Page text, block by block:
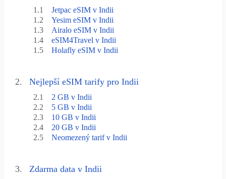
1.1
Jetpac eSIM v Indii
1.2
Yesim eSIM v Indii
1.3
Airalo eSIM v Indii
1.4
eSIM4Travel v Indii
1.5
Holafly eSIM v Indii
2. Nejlepší eSIM tarify pro Indii
2.1
2 GB v Indii
2.2
5 GB v Indii
2.3
10 GB v Indii
2.4
20 GB v Indii
2.5
Neomezený tarif v Indii
3. Zdarma data v Indii